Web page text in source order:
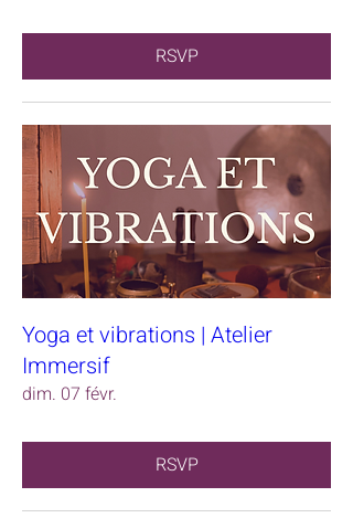
RSVP
Yoga et vibrations | Atelier
Immersif
dim. 07 févr.
RSVP